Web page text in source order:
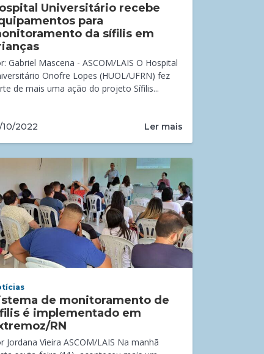
Universitário recebe
para
da sífilis em
Gabriel Mascena - ASCOM/LAIS O Hospital
Onofre Lopes (HUOL/UFRN) fez
de mais uma ação do projeto Sífilis...
10/2022 Ler mais
de monitoramento de
é implementado em
RN
Jordana Vieira ASCOM/LAIS Na manhã